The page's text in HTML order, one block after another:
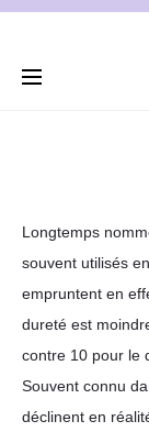
Longtemps
souvent utilisés en
empruntent en
dureté est
contre 10 pour le
Souvent connu
déclinent en